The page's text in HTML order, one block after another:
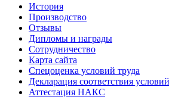
История
Производство
Отзывы
Дипломы и награды
Сотрудничество
Карта сайта
Спецоценка условий труда
Декларация соответствия
Аттестация НАКС